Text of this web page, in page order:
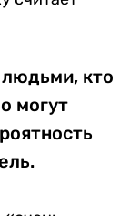
людьми, кто
могут